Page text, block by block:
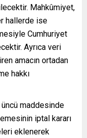
Mahkûmiyet,
hallerde ise
Cumhuriyet
Ayrıca veri
amacın ortadan
hakkı
üncü maddesinde
iptal kararı
eklenerek